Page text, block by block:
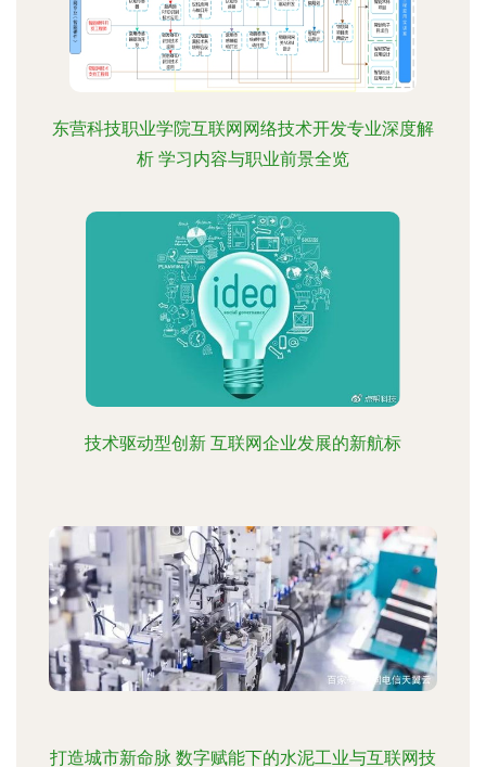
东营科技职业学院互联网网络技术开发专业深度解
析 学习内容与职业前景全览
技术驱动型创新 互联网企业发展的新航标
打造城市新命脉 数字赋能下的水泥工业与互联网技